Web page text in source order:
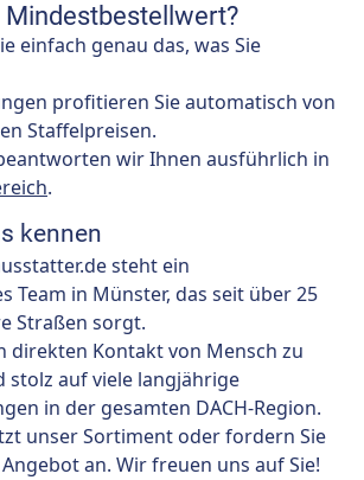
Mindestbestellwert?
einfach genau das, was Sie
profitieren Sie automatisch von
Staffelpreisen.
wir Ihnen ausführlich in
.
kennen
steht ein
Team in Münster, das seit über 25
Straßen sorgt.
direkten Kontakt von Mensch zu
stolz auf viele langjährige
in der gesamten DACH-Region.
unser Sortiment oder fordern Sie
an. Wir freuen uns auf Sie!